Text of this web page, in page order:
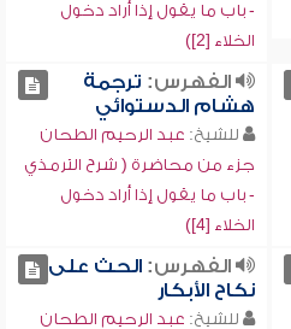
- باب ما يقول إذا أراد دخول
الخلاء [2])
الفهرس: ترجمة
هشام الدستوائي
للشيخ: عبد الرحيم الطحان
جزء من محاضرة ( شرح الترمذي
- باب ما يقول إذا أراد دخول
الخلاء [4])
الفهرس:الحث على
نكاح الأبكار
للشيخ: عبد الرحيم الطحان